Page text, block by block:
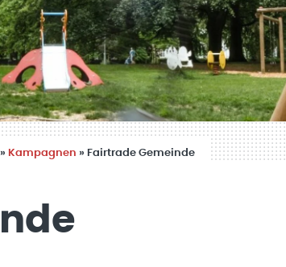
» Kampagnen » Fairtrade Gemeinde